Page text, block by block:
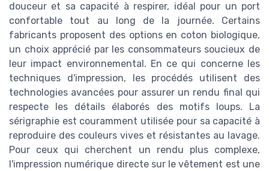
douceur et sa capacité à respirer, idéal pour un port
confortable tout au long de la journée. Certains
fabricants proposent des options en coton biologique,
un choix apprécié par les consommateurs soucieux de
leur impact environnemental. En ce qui concerne les
techniques d'impression, les procédés utilisent des
technologies avancées pour assurer un rendu final qui
respecte les détails élaborés des motifs loups. La
sérigraphie est couramment utilisée pour sa capacité à
reproduire des couleurs vives et résistantes au lavage.
Pour ceux qui cherchent un rendu plus complexe,
l'impression numérique directe sur le vêtement est une